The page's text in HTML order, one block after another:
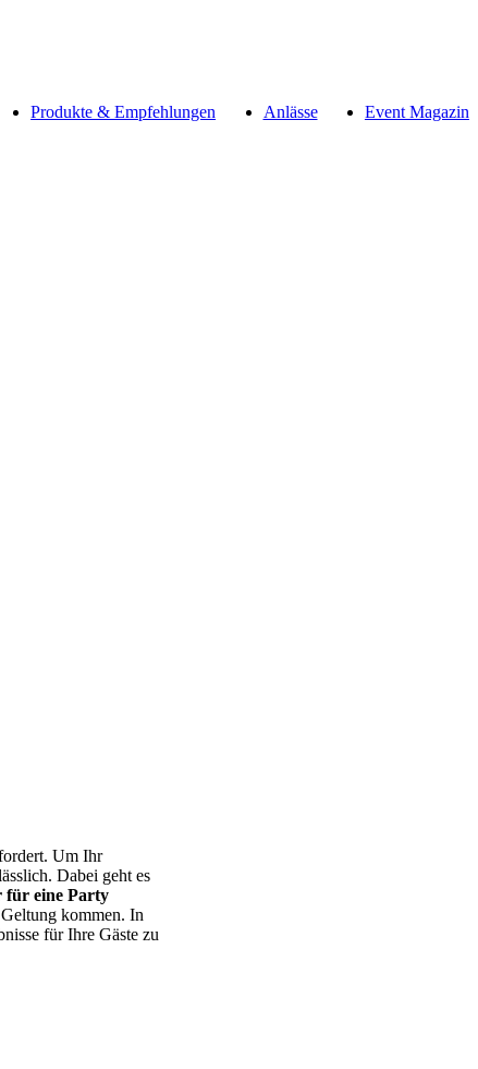
Produkte & Empfehlungen Anlässe Event Magazin
Um Ihr
Dabei geht es
für eine Party
kommen. In
für Ihre Gäste zu